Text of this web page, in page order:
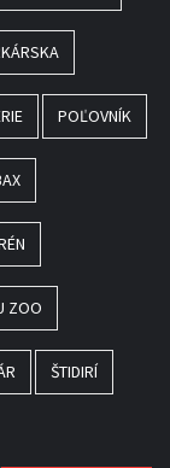
POĽOVNÍK
ZOO
ŠTIDIRÍ